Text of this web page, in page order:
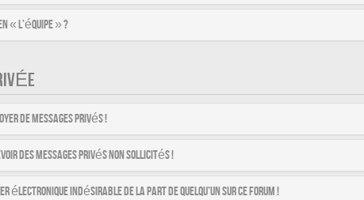
« L’équipe » ?
de messages privés !
des messages privés non sollicités !
électronique indésirable de la part de quelqu’un sur ce forum !